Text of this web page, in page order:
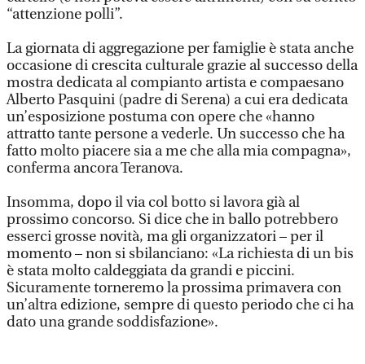
“attenzione polli”.
La giornata di aggregazione per famiglie è stata anche
occasione di crescita culturale grazie al successo della
mostra dedicata al compianto artista e compaesano
Alberto Pasquini (padre di Serena) a cui era dedicata
un’esposizione postuma con opere che «hanno
attratto tante persone a vederle. Un successo che ha
fatto molto piacere sia a me che alla mia compagna»,
conferma ancora Teranova.
Insomma, dopo il via col botto si lavora già al
prossimo concorso. Si dice che in ballo potrebbero
esserci grosse novità, ma gli organizzatori – per il
momento – non si sbilanciano: «La richiesta di un bis
è stata molto caldeggiata da grandi e piccini.
Sicuramente torneremo la prossima primavera con
un’altra edizione, sempre di questo periodo che ci ha
dato una grande soddisfazione».